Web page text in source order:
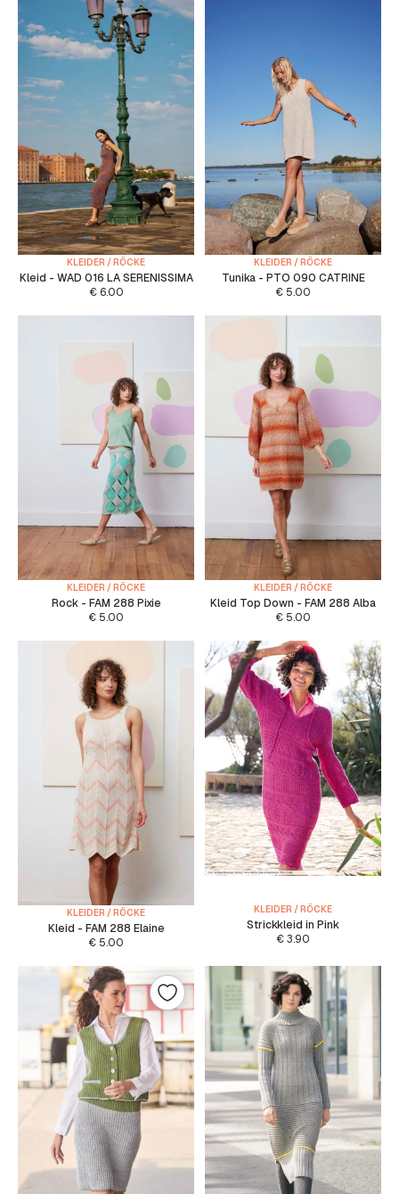
KLEIDER / RÖCKE
Kleid - WAD 016 LA SERENISSIMA
€6.00
KLEIDER / RÖCKE
Tunika - PTO 090 CATRINE
€ 5.00
KLEIDER / RÖCKE
Rock - FAM 288 Pixie
€ 5.00
KLEIDER / RÖCKE
Kleid Top Down - FAM 288 Alba
€ 5.00
KLEIDER / RÖCKE
Kleid - FAM 288 Elaine
€ 5.00
KLEIDER / RÖCKE
Strickkleid in Pink
€3.90